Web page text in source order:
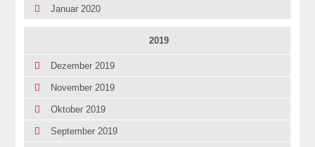
Januar 2020
2019
Dezember 2019
November 2019
Oktober 2019
September 2019